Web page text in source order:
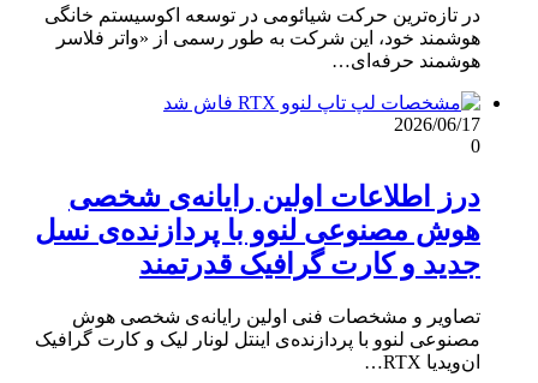
در تازه‌ترین حرکت شیائومی در توسعه اکوسیستم خانگی
هوشمند خود، این شرکت به طور رسمی از «واتر فلاسر
هوشمند حرفه‌ای…
2026/06/17
0
درز اطلاعات اولین رایانه‌ی شخصی
هوش مصنوعی لنوو با پردازنده‌ی نسل
جدید و کارت گرافیک قدرتمند
تصاویر و مشخصات فنی اولین رایانه‌ی شخصی هوش
مصنوعی لنوو با پردازنده‌ی اینتل لونار لیک و کارت گرافیک
ان‌ویدیا RTX…